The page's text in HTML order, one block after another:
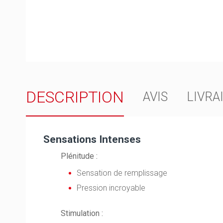
DESCRIPTION AVIS
Sensations Intenses
Plénitude :
Sensation de remplissage
Pression incroyable
Stimulation :